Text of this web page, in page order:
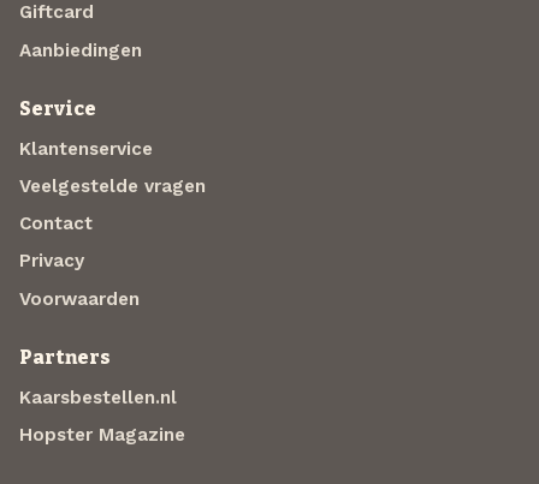
Giftcard
Aanbiedingen
Service
Klantenservice
Veelgestelde vragen
Contact
Privacy
Voorwaarden
Partners
Kaarsbestellen.nl
Hopster Magazine